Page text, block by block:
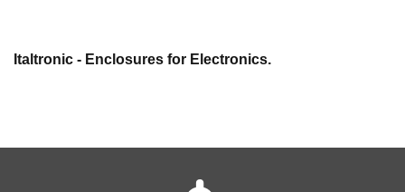
Italtronic - Enclosures for Electronics.